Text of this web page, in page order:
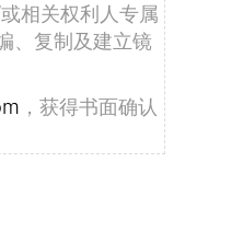
相关权利人专属
、复制及建立镜
，获得书面确认